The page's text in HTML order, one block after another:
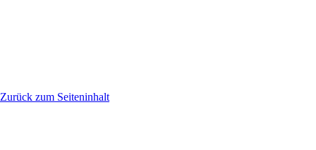
Zurück zum Seiteninhalt